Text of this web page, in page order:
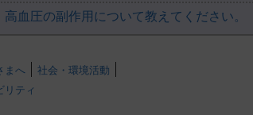
マカプセル4mg・10ｍｇ 適正にご使用いただく
）
ビマカプセル4mg・10ｍｇ 適正にご使用いただ
）
血圧の副作用について教えてください。
まへ
社会・環境活動
リティ